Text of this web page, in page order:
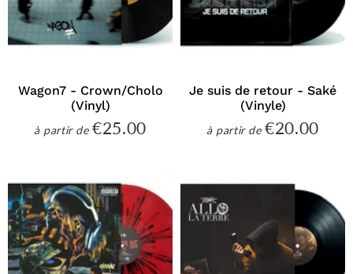
Wagon7 - Crown/Cholo
(Vinyl)
à partir dePrix
€25.00
Je suis de retour - Saké
(Vinyle)
à partir dePrix
€20.00